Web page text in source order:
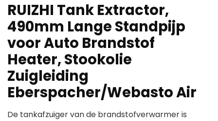
RUIZHI Tank Extractor,
490mm Lange Standpijp
voor Auto Brandstof
Heater, Stookolie
Zuigleiding
Eberspacher/Webasto Air
De tankafzuiger van de brandstofverwarmer is